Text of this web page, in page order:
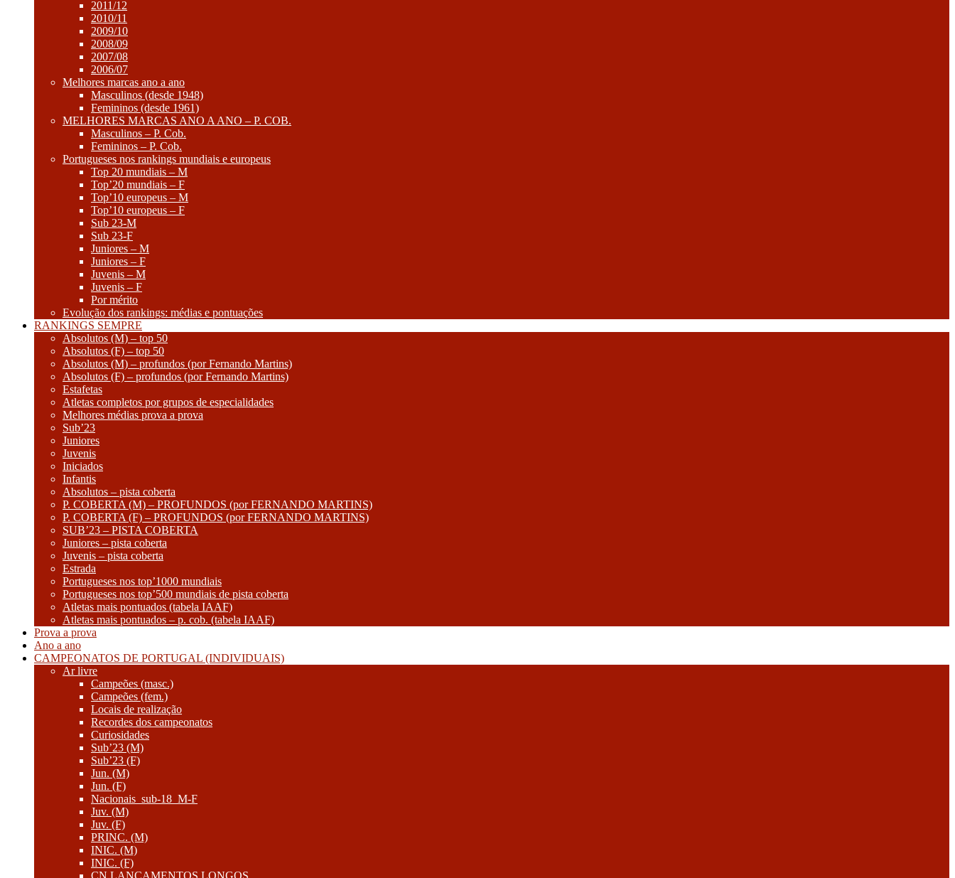
2011/12
2010/11
2009/10
2008/09
2007/08
2006/07
Melhores marcas ano a ano
Masculinos (desde 1948)
Femininos (desde 1961)
MELHORES MARCAS ANO A ANO – P. COB.
Masculinos – P. Cob.
Femininos – P. Cob.
Portugueses nos rankings mundiais e europeus
Top 20 mundiais – M
Top’20 mundiais – F
Top’10 europeus – M
Top’10 europeus – F
Sub 23-M
Sub 23-F
Juniores – M
Juniores – F
Juvenis – M
Juvenis – F
Por mérito
Evolução dos rankings: médias e pontuações
RANKINGS SEMPRE
Absolutos (M) – top 50
Absolutos (F) – top 50
Absolutos (M) – profundos (por Fernando Martins)
Absolutos (F) – profundos (por Fernando Martins)
Estafetas
Atletas completos por grupos de especialidades
Melhores médias prova a prova
Sub’23
Juniores
Juvenis
Iniciados
Infantis
Absolutos – pista coberta
P. COBERTA (M) – PROFUNDOS (por FERNANDO MARTINS)
P. COBERTA (F) – PROFUNDOS (por FERNANDO MARTINS)
SUB’23 – PISTA COBERTA
Juniores – pista coberta
Juvenis – pista coberta
Estrada
Portugueses nos top’1000 mundiais
Portugueses nos top’500 mundiais de pista coberta
Atletas mais pontuados (tabela IAAF)
Atletas mais pontuados – p. cob. (tabela IAAF)
Prova a prova
Ano a ano
CAMPEONATOS DE PORTUGAL (INDIVIDUAIS)
Ar livre
Campeões (masc.)
Campeões (fem.)
Locais de realização
Recordes dos campeonatos
Curiosidades
Sub’23 (M)
Sub’23 (F)
Jun. (M)
Jun. (F)
Nacionais_sub-18_M-F
Juv. (M)
Juv. (F)
PRINC. (M)
INIC. (M)
INIC. (F)
CN LANÇAMENTOS LONGOS